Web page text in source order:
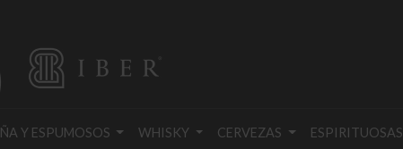
Y ESPUMOSOS WHISKY CERVEZAS ESPIRITUOSAS